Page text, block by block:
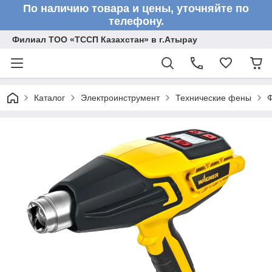
По наличию товара и цены, уточняйте по
телефону.
Филиал ТОО «ТССП Казахстан» в г.Атырау
Каталог Электроинструмент Технические фены